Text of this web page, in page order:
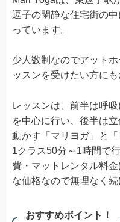
逗子の閑静な住宅街の
っています。
少人数制なのでアット
ッスンを受けたい方にも
レッスンは、前半は呼
を中心に行い、後半は
動かす「マリヨガ」と「
1クラス50分～1時間で
費・マットレンタル料
な価格なので無理なく続
おすすめポイント！